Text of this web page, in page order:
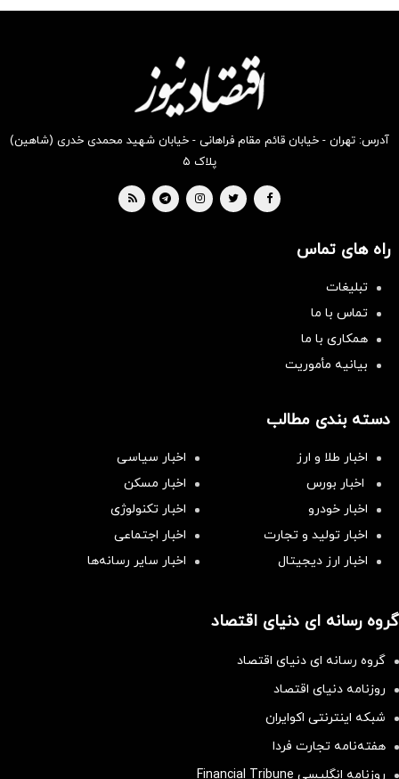
بخر !
بخر !
آدرس: تهران - خیابان قائم مقام فراهانی - خیابان شهید محمدی خدری (شاهین)
پلاک ۵
راه های تماس
تبلیغات
تماس با ما
همکاری با ما
بیانیه مأموریت
دسته بندی مطالب
اخبار طلا و ارز
اخبار سیاسی
اخبار بورس
اخبار مسکن
اخبار خودرو
اخبار تکنولوژی
اخبار تولید و تجارت
اخبار اجتماعی
اخبار ارز دیجیتال
اخبار سایر رسانه‌‌ها
گروه رسانه ای دنیای اقتصاد
گروه رسانه ای دنیای اقتصاد
روزنامه دنیای اقتصاد
شبکه اینترنتی اکوایران
هفته‌نامه تجارت فردا
روزنامه انگلیسی Financial Tribune